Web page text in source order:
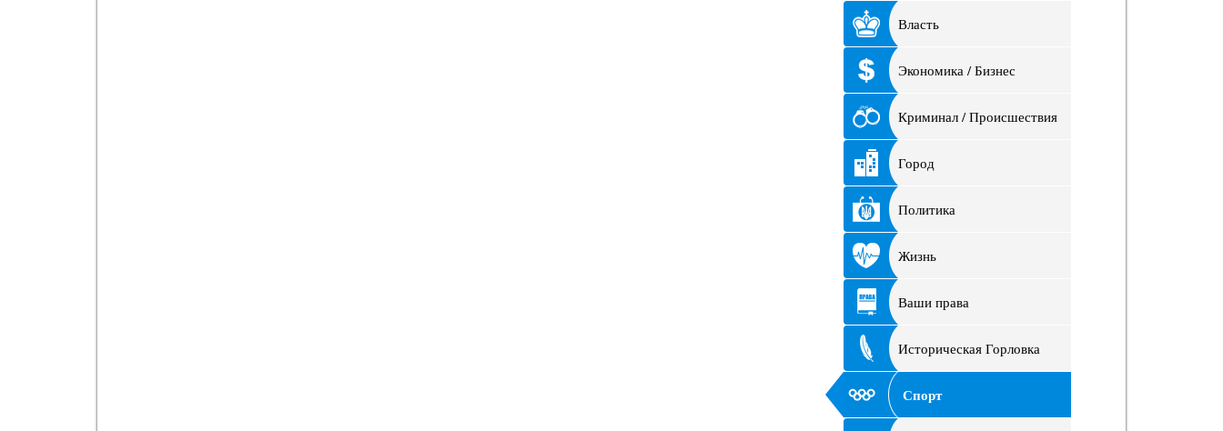
Власть
Экономика / Бизнес
Криминал / Происшествия
Город
Политика
Жизнь
Ваши права
Историческая Горловка
Спорт